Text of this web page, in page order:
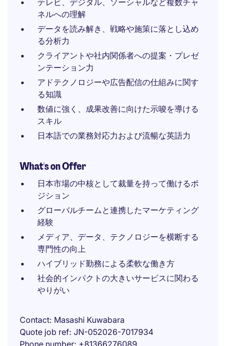
テレビ、デジタル、ソーシャルなど複数チャ
ネルへの理解
データを読み解き、戦略や施策に落とし込め
る分析力
クライアントや社内関係者への提案・プレゼ
ンテーション力
アドテクノロジーや広告配信の仕組みに関す
る知識
数値に強く、成果改善に向けた示唆を導ける
スキル
日本語での業務対応力および流暢な英語力
What's on Offer
日本市場の中核として裁量を持って働けるポ
ジション
グローバルチームと連携したマーケティング
経験
メディア、データ、テクノロジーを横断する
専門性の向上
ハイブリッド勤務による柔軟な働き方
社会的インパクトの大きいサービスに関わる
やりがい
Contact Masashi Kuwabara
Quote job ref JN-052026-7017934
Phone number +81366276089